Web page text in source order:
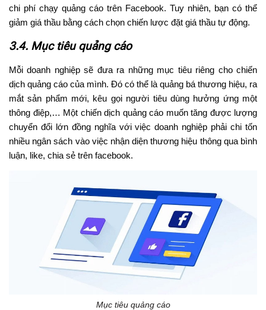
chi phí chạy quảng cáo trên Facebook. Tuy nhiên, bạn có thể
giảm giá thầu bằng cách chọn chiến lược đặt giá thầu tự động.
3.4. Mục tiêu quảng cáo
Mỗi doanh nghiệp sẽ đưa ra những mục tiêu riêng cho chiến
dịch quảng cáo của mình. Đó có thể là quảng bá thương hiệu, ra
mắt sản phẩm mới, kêu gọi người tiêu dùng hưởng ứng một
thông điệp,… Một chiến dịch quảng cáo muốn tăng được lượng
chuyển đổi lớn đồng nghĩa với việc doanh nghiệp phải chi tốn
nhiều ngân sách vào việc nhận diện thương hiệu thông qua bình
luận, like, chia sẻ trên facebook.
Mục tiêu quảng cáo